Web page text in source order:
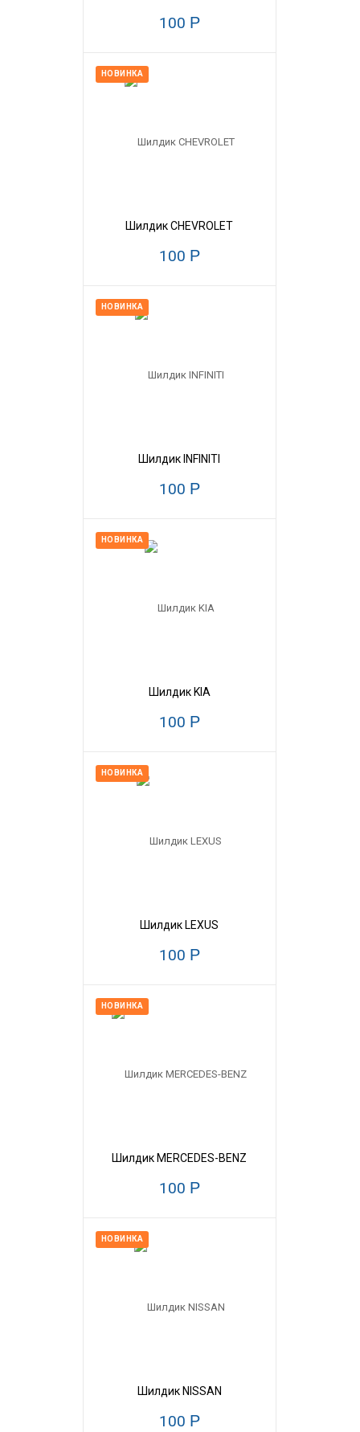
100 Р
НОВИНКА
Шилдик CHEVROLET
100 Р
НОВИНКА
Шилдик INFINITI
100 Р
НОВИНКА
Шилдик KIA
100 Р
НОВИНКА
Шилдик LEXUS
100 Р
НОВИНКА
Шилдик MERCEDES-BENZ
100 Р
НОВИНКА
Шилдик NISSAN
100 Р